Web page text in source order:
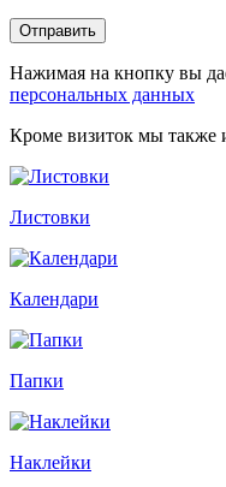
Нажимая на кнопку вы
персональных данных
Кроме визиток мы также
Листовки
Календари
Папки
Наклейки